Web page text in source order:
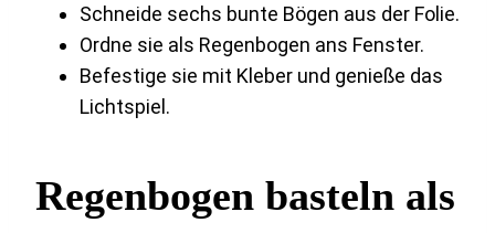
Schneide sechs bunte Bögen aus der Folie.
Ordne sie als Regenbogen ans Fenster.
Befestige sie mit Kleber und genieße das
Lichtspiel.
Regenbogen basteln als